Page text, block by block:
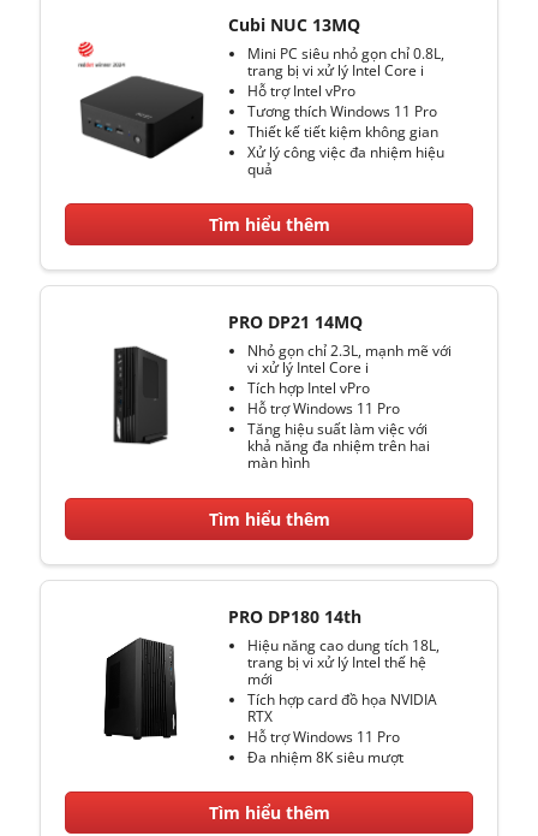
Cubi NUC 13MQ
Mini PC siêu nhỏ gọn chỉ 0.8L,
trang bị vi xử lý Intel Core i
Hỗ trợ Intel vPro
Tương thích Windows 11 Pro
Thiết kế tiết kiệm không gian
Xử lý công việc đa nhiệm hiệu
quả
Tìm hiểu thêm
PRO DP21 14MQ
Nhỏ gọn chỉ 2.3L, mạnh mẽ với
vi xử lý Intel Core i
Tích hợp Intel vPro
Hỗ trợ Windows 11 Pro
Tăng hiệu suất làm việc với
khả năng đa nhiệm trên hai
màn hình
Tìm hiểu thêm
PRO DP180 14th
Hiệu năng cao dung tích 18L,
trang bị vi xử lý Intel thế hệ
mới
Tích hợp card đồ họa NVIDIA
RTX
Hỗ trợ Windows 11 Pro
Đa nhiệm 8K siêu mượt
Tìm hiểu thêm